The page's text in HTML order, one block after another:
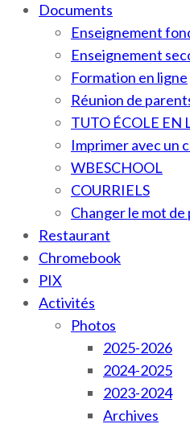
Documents
Enseignement
Enseignement
Formation en ligne
Réunion de
TUTO ÉCOLE EN
Imprimer avec un
WBESCHOOL
COURRIELS
Changer le mot de
Restaurant
Chromebook
PIX
Activités
Photos
2025-2026
2024-2025
2023-2024
Archives